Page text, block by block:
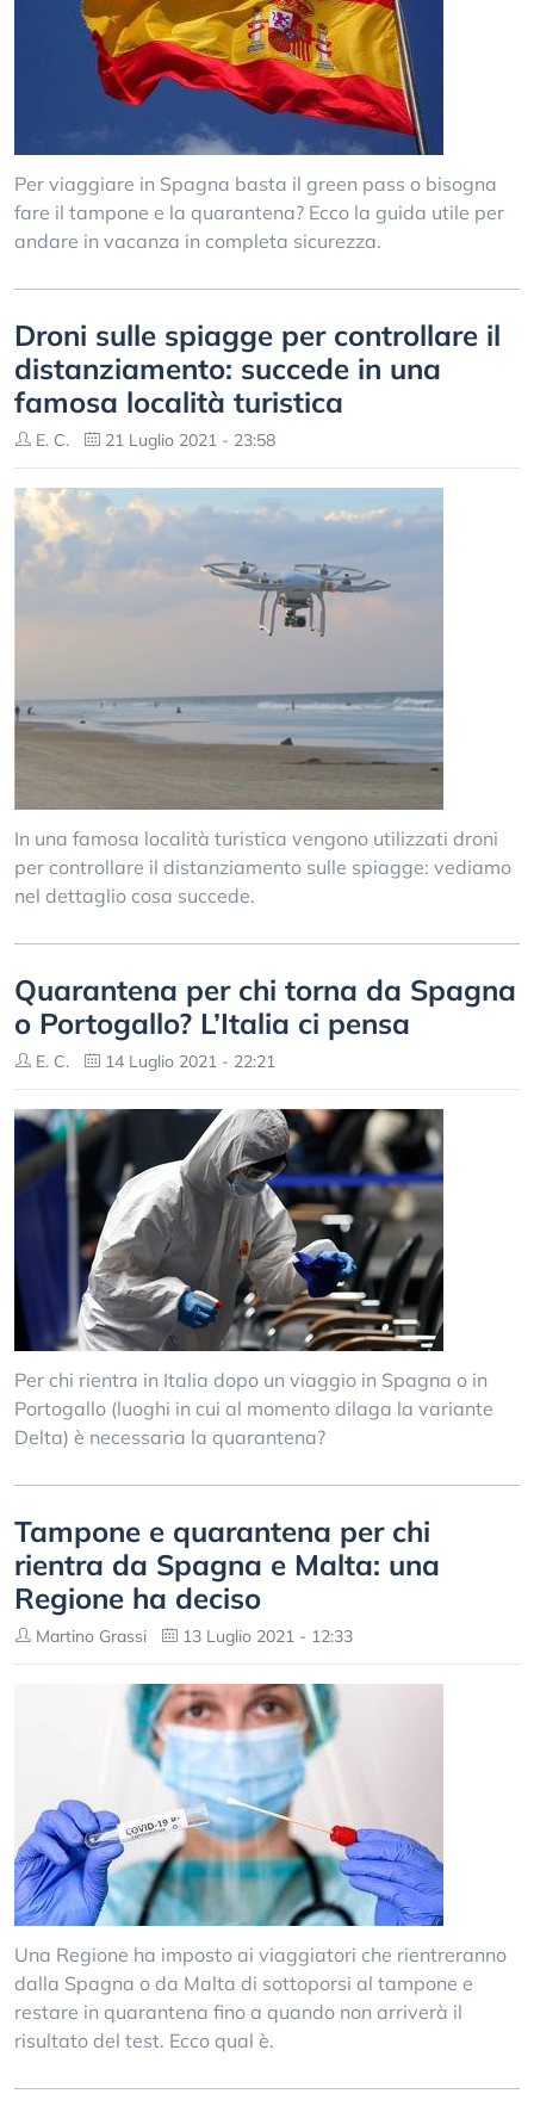
Per viaggiare in Spagna basta il green pass o bisogna
fare il tampone e la quarantena? Ecco la guida utile per
andare in vacanza in completa sicurezza.
Droni sulle spiagge per controllare il
distanziamento: succede in una
famosa località turistica
E. C. 21 Luglio 2021 - 23:58
In una famosa località turistica vengono utilizzati droni
per controllare il distanziamento sulle spiagge: vediamo
nel dettaglio cosa succede.
Quarantena per chi torna da Spagna
o Portogallo? L’Italia ci pensa
E. C. 14 Luglio 2021 - 22:21
Per chi rientra in Italia dopo un viaggio in Spagna o in
Portogallo (luoghi in cui al momento dilaga la variante
Delta) è necessaria la quarantena?
Tampone e quarantena per chi
rientra da Spagna e Malta: una
Regione ha deciso
Martino Grassi 13 Luglio 2021 - 12:33
Una Regione ha imposto ai viaggiatori che rientreranno
dalla Spagna o da Malta di sottoporsi al tampone e
restare in quarantena fino a quando non arriverà il
risultato del test. Ecco qual è.